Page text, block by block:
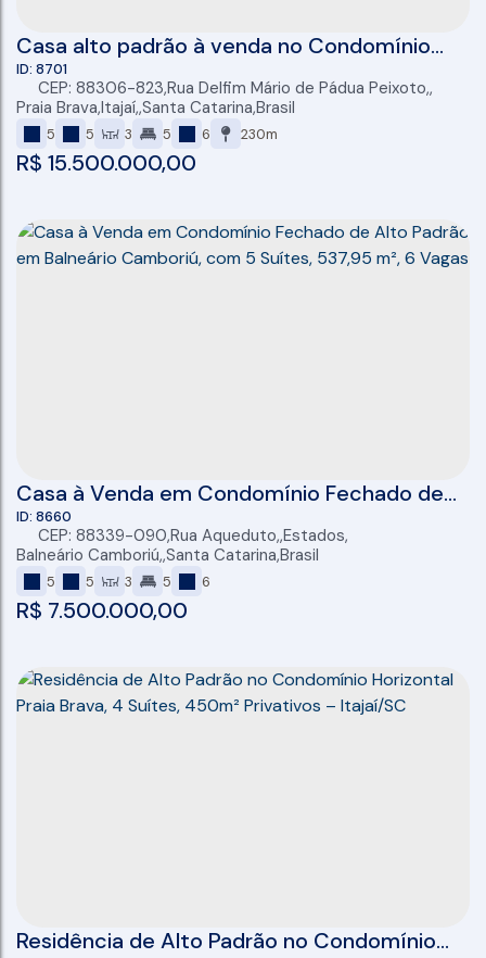
Casa alto padrão à venda no Condomínio
Porto Riviera com 05 suítes (01 master com
2 banheiros e 2 closets), piscina e 872m²
R$ 15.500.000,00
8701
CEP: 88306-823,Rua Delfim Mário de Pádua Peixoto ,
Praia Brava,Itajaí,Santa Catarina,Brasil
5 5 3 5 6 230m
Casa à Venda em Condomínio Fechado de
Alto Padrão em Balneário Camboriú, com 5
Suítes, 537,95 m², 6 Vagas
R$ 7.500.000,00
8660
CEP: 88339-090,Rua Aqueduto ,Estados,
Balneário Camboriú ,Santa Catarina,Brasil
5 5 3 5 6
Residência de Alto Padrão no Condomínio